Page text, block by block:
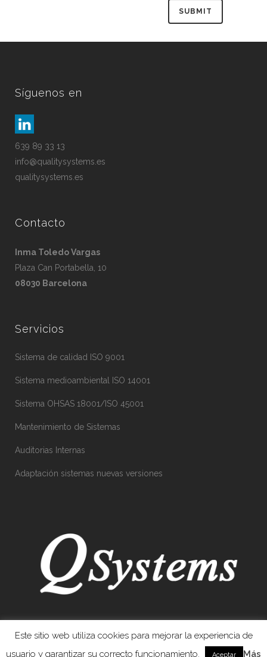
Síguenos en
639 89 33 13
info@qualitysystems.es
qualitysystems.es
Contacto
Inma Toledo Vargas
Plaza Can Portabella, 10
08030 Barcelona
Servicios
Sistema de calidad ISO 9001
Sistema medioambiental ISO 14001
Sistema OHSAS 18001/ISO 45001
Mantenimiento de Sistemas
Auditorias Internas
Adaptación sistemas nuevas versiones
Este sitio web utiliza cookies para mejorar la experiencia de
usuario y garantizar su correcto funcionamiento.
Aceptar Más